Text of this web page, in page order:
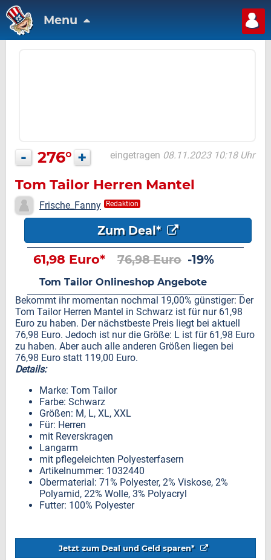
Menu
- 276° + eingetragen 08.11.2023 10:18 Uhr
Tom Tailor Herren Mantel
Frische_Fanny Redaktion
Zum Deal*
61,98 Euro* 76,98 Euro -19%
Tom Tailor Onlineshop Angebote
Bekommt ihr momentan nochmal 19,00% günstiger: Der
Tom Tailor Herren Mantel in Schwarz ist für nur 61,98
Euro zu haben. Der nächstbeste Preis liegt bei aktuell
76,98 Euro. Jedoch ist nur die Größe: L ist für 61,98 Euro
zu haben. Aber auch alle anderen Größen liegen bei
76,98 Euro statt 119,00 Euro.
Details:
Marke: Tom Tailor
Farbe: Schwarz
Größen: M, L, XL, XXL
Für: Herren
mit Reverskragen
Langarm
mit pflegeleichten Polyesterfasern
Artikelnummer: 1032440
Obermaterial: 71% Polyester, 2% Viskose, 2%
Polyamid, 22% Wolle, 3% Polyacryl
Futter: 100% Polyester
Jetzt zum Deal und Geld sparen*